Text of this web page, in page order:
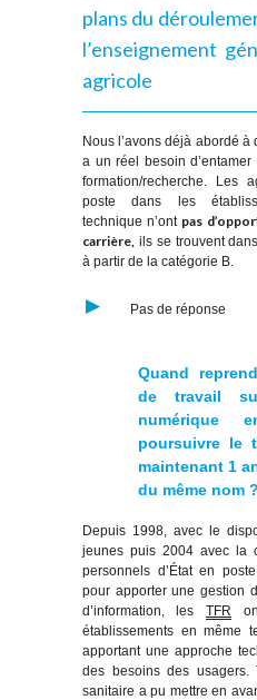
plans du
l’enseignement
agricole
Nous l’avons déjà abordé
a un réel besoin
formation/recherche. Les
poste dans les
technique n’ont pas
carrière, ils se trouvent
à partir de la catégorie B.
Pas de réponse
Quand
de travail
numérique
poursuivre le
maintenant 1
du même nom ?
Depuis 1998, avec le
jeunes puis 2004 avec la
personnels d’État en
pour apporter une gestion
d’information,
les TFR
établissements en même
apportant une approche
des besoins des usagers.
sanitaire a pu mettre en